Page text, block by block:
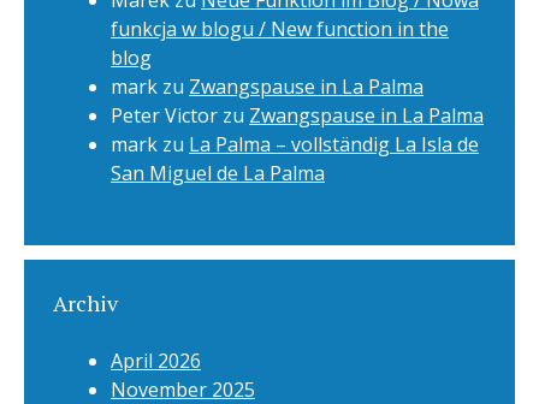
funkcja w blogu / New function in the
blog
mark zu Zwangspause in La Palma
Peter Victor zu Zwangspause in La Palma
mark zu La Palma – vollständig La Isla de
San Miguel de La Palma
Archiv
April 2026
November 2025